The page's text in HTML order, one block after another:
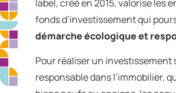
label, créé en 2015, valorise les
fonds d’investissement qui
démarche écologique et
Pour réaliser un investissement
responsable dans l’immobilier,